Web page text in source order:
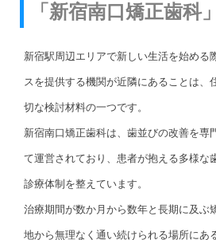
「新宿南口矯正歯科
新宿駅周辺エリアで新しい生活を始める
スを提供する機関が近隣にあることは、
切な検討材料の一つです。
新宿南口矯正歯科は、歯並びの改善を専
て運営されており、患者が抱える多様な
診療体制を整えています。
治療期間が数か月から数年と長期に及ぶ
地から無理なく通い続けられる場所にあ